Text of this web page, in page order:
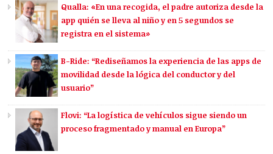
Qualla: «En una recogida, el padre autoriza desde la
app quién se lleva al niño y en 5 segundos se
registra en el sistema»
B-Ride: “Rediseñamos la experiencia de las apps de
movilidad desde la lógica del conductor y del
usuario”
Flovi: “La logística de vehículos sigue siendo un
proceso fragmentado y manual en Europa”